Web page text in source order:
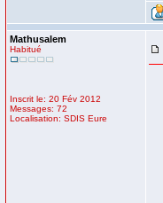
Mathusalem
Habitué
Inscrit le: 20 Fév 2012
Messages: 72
Localisation: SDIS Eure